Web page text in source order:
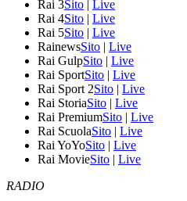
Rai 3Sito | Live
Rai 4Sito | Live
Rai 5Sito | Live
RainewsSito | Live
Rai GulpSito | Live
Rai SportSito | Live
Rai Sport 2Sito | Live
Rai StoriaSito | Live
Rai PremiumSito | Live
Rai ScuolaSito | Live
Rai YoYoSito | Live
Rai MovieSito | Live
RADIO